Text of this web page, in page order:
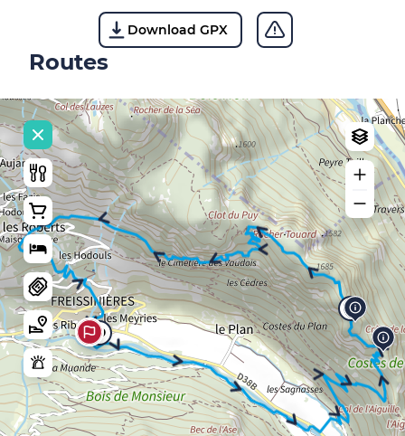
Download GPX
Routes
5
10